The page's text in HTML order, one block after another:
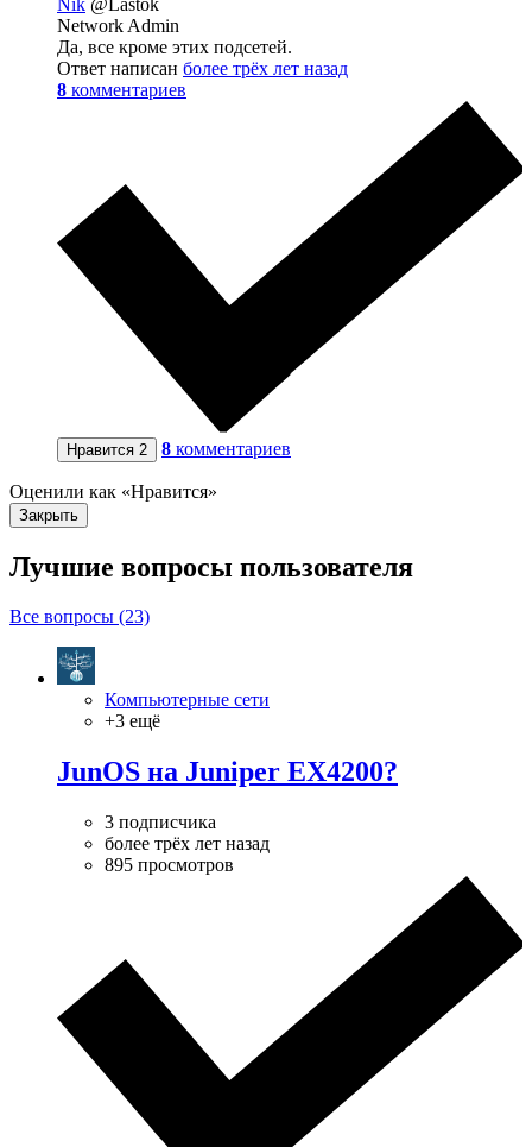
Nik @Lastok
Network Admin
Да, все кроме этих подсетей.
Ответ написан более трёх лет назад
8 комментариев
Нравится 2 8 комментариев
Оценили как «Нравится»
Закрыть
Лучшие вопросы пользователя
Все вопросы (23)
Компьютерные сети
+3 ещё
JunOS на Juniper EX4200?
3 подписчика
более трёх лет назад
895 просмотров